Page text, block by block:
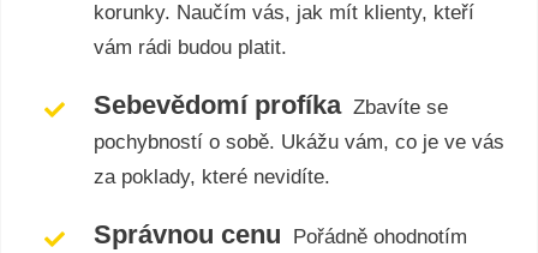
korunky. Naučím vás, jak mít klienty, kteří
vám rádi budou platit.
Sebevědomí profíkaZbavíte se
pochybností o sobě. Ukážu vám, co je ve vás
za poklady, které nevidíte.
Správnou cenu
Pořádně ohodnotím